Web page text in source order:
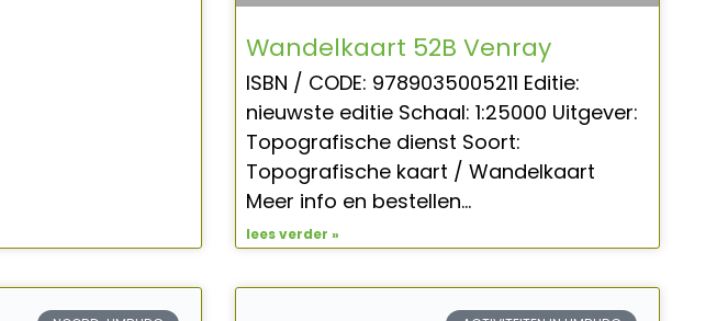
Wandelkaart 52B Venray
ISBN / CODE: 9789035005211 Editie:
nieuwste editie Schaal: 1:25000 Uitgever:
Topografische dienst Soort:
Topografische kaart / Wandelkaart
Meer info en bestellen…
lees verder »